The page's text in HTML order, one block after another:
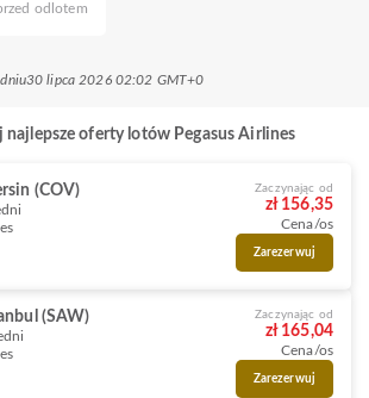
odlotem
30 lipca 2026 02:02 GMT+0
najlepsze oferty lotów Pegasus Airlines
(COV) Zaczynając od
zł 156,35
Cena/os
Zarezerwuj
(SAW) Zaczynając od
zł 165,04
Cena/os
Zarezerwuj